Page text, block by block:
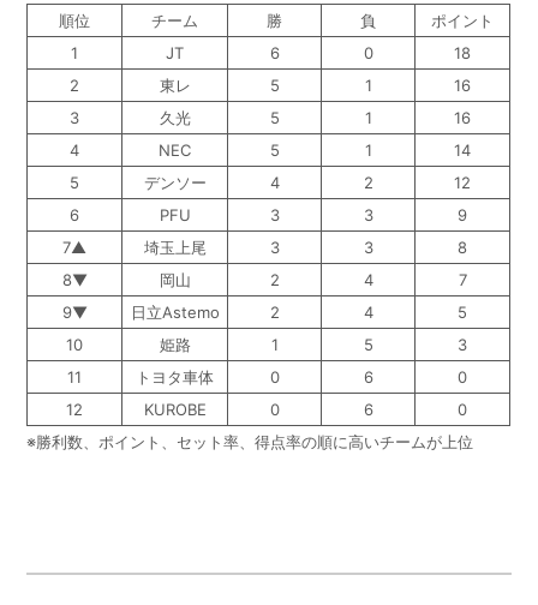
順位
チーム 勝 負
ポイント
1
JT 6 0
18
2
東レ 5 1
16
3
久光 5 1
16
4
NEC 5 1
14
5
デンソー 4 2
12
6
PFU 3 3
9
7▲
埼玉上尾 3 3
8
8▼
岡山 2 4
7
9▼
日立Astemo 2 4
5
10
姫路 1 5
3
11
トヨタ車体 0 6
0
12
KUROBE 0 6
0
※勝利数、ポイント、セット率、得点率の順に高いチームが上位